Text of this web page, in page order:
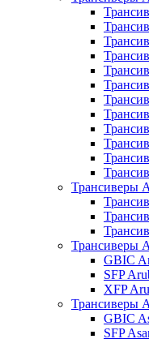
Трансиверы
Трансиверы
GBIC
SFP
XFP
Трансиверы
GBIC
SFP